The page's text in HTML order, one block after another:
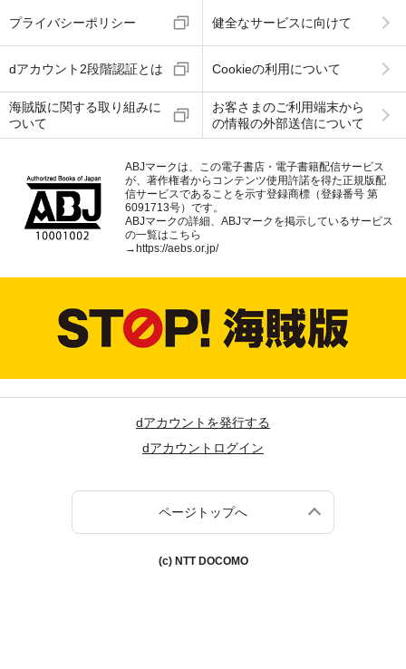
プライバシーポリシー 健全なサービスに向けて
dアカウント2段階認証とは Cookieの利用について
海賊版に関する取り組みに
ついて
お客さまのご利用端末から
の情報の外部送信について
ABJマークは、この電子書店・電子書籍配信サービス
が、著作権者からコンテンツ使用許諾を得た正規版配
信サービスであることを示す登録商標（登録番号 第
6091713号）です。
ABJマークの詳細、ABJマークを掲示しているサービス
の一覧はこちら
→https://aebs.or.jp/
dアカウントを発行する
dアカウントログイン
ページトップへ
(c) NTT DOCOMO